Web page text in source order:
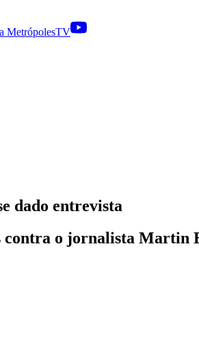
MetrópolesTV
dado entrevista
contra o jornalista